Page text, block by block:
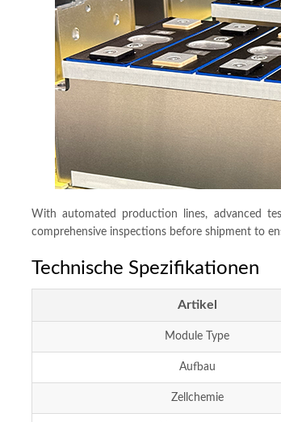
With automated production lines, advanced
comprehensive inspections before shipment to
Technische Spezifikationen
Artikel
Module Type
Aufbau
Zellchemie